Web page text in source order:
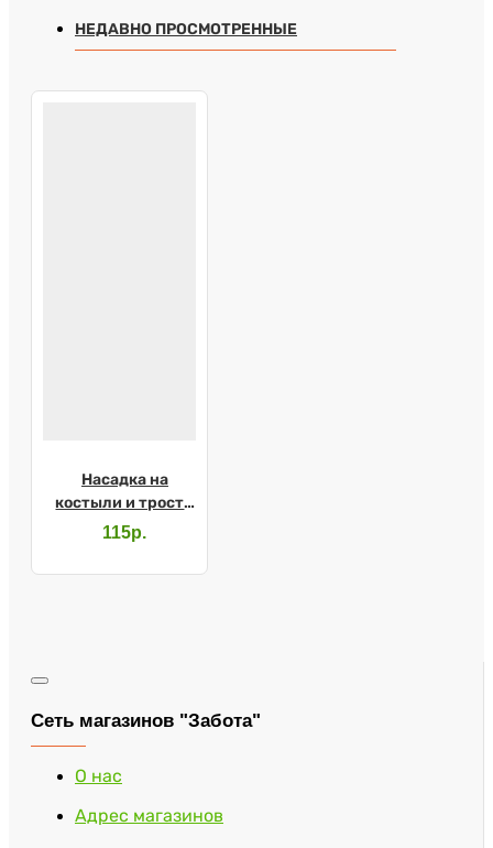
НЕДАВНО ПРОСМОТРЕННЫЕ
Насадка на
костыли и трости
СИМС
115р.
Сеть магазинов "Забота"
О нас
Адрес магазинов